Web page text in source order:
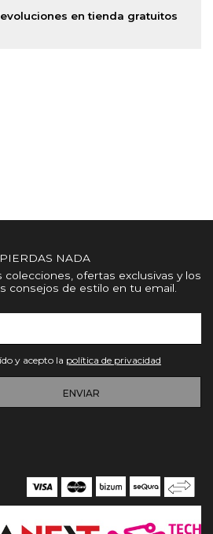
en tienda gratuitos
NADA
colecciones, ofertas exclusivas y los
consejos de estilo en tu email.
y acepto la política de privacidad
ENVIAR